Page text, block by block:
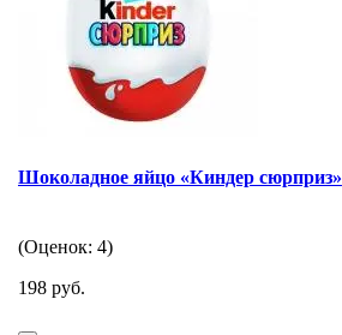
Шоколадное яйцо «Киндер сюрприз»
(Оценок: 4)
198 руб.